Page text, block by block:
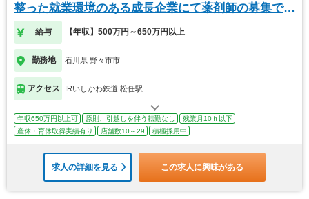
整った就業環境のある成長企業にて薬剤師の募集で
す！
給与 【年収】500万円～650万円以上
勤務地 石川県 野々市市
アクセス IRいしかわ鉄道 松任駅
年収650万円以上可 原則、引越しを伴う転勤なし
残業月10ｈ以下
産休・育休取得実績有り
店舗数10～29 積極採用中
求人の詳細を見る この求人に興味がある